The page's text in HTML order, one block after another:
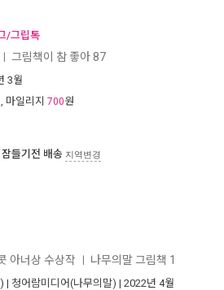
/그립톡
그림책이 참 좋아 87
3월
마일리지 700원
잠들기전 배송 지역변경
아너상 수상작 나무의말 그림책 1
| 청어람미디어(나무의말) | 2022년 4월